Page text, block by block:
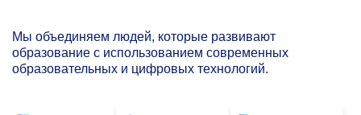
Мы объединяем людей, которые развивают
образование с использованием современных
образовательных и цифровых технологий.